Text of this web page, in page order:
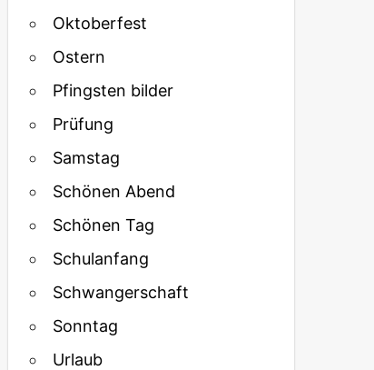
Oktoberfest
Ostern
Pfingsten bilder
Prüfung
Samstag
Schönen Abend
Schönen Tag
Schulanfang
Schwangerschaft
Sonntag
Urlaub